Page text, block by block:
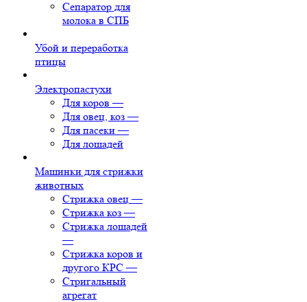
Сепаратор для
молока в СПБ
Убой и переработка
птицы
Электропастухи
Для коров —
Для овец, коз —
Для пасеки —
Для лошадей
Машинки для стрижки
животных
Стрижка овец —
Стрижка коз —
Стрижка лошадей
—
Стрижка коров и
другого КРС —
Стригальный
агрегат